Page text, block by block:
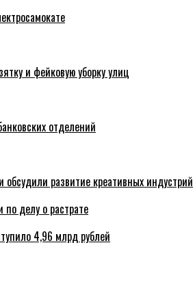
и фейковую уборку улиц
отделений
развитие креативных индустрий
по делу о растрате
4,96 млрд рублей